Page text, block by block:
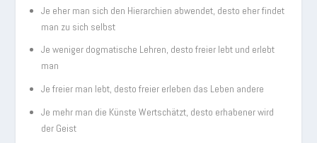
Je eher man sich den Hierarchien abwendet, desto eher findet
man zu sich selbst
Je weniger dogmatische Lehren, desto freier lebt und erlebt
man
Je freier man lebt, desto freier erleben das Leben andere
Je mehr man die Künste Wertschätzt, desto erhabener wird
der Geist